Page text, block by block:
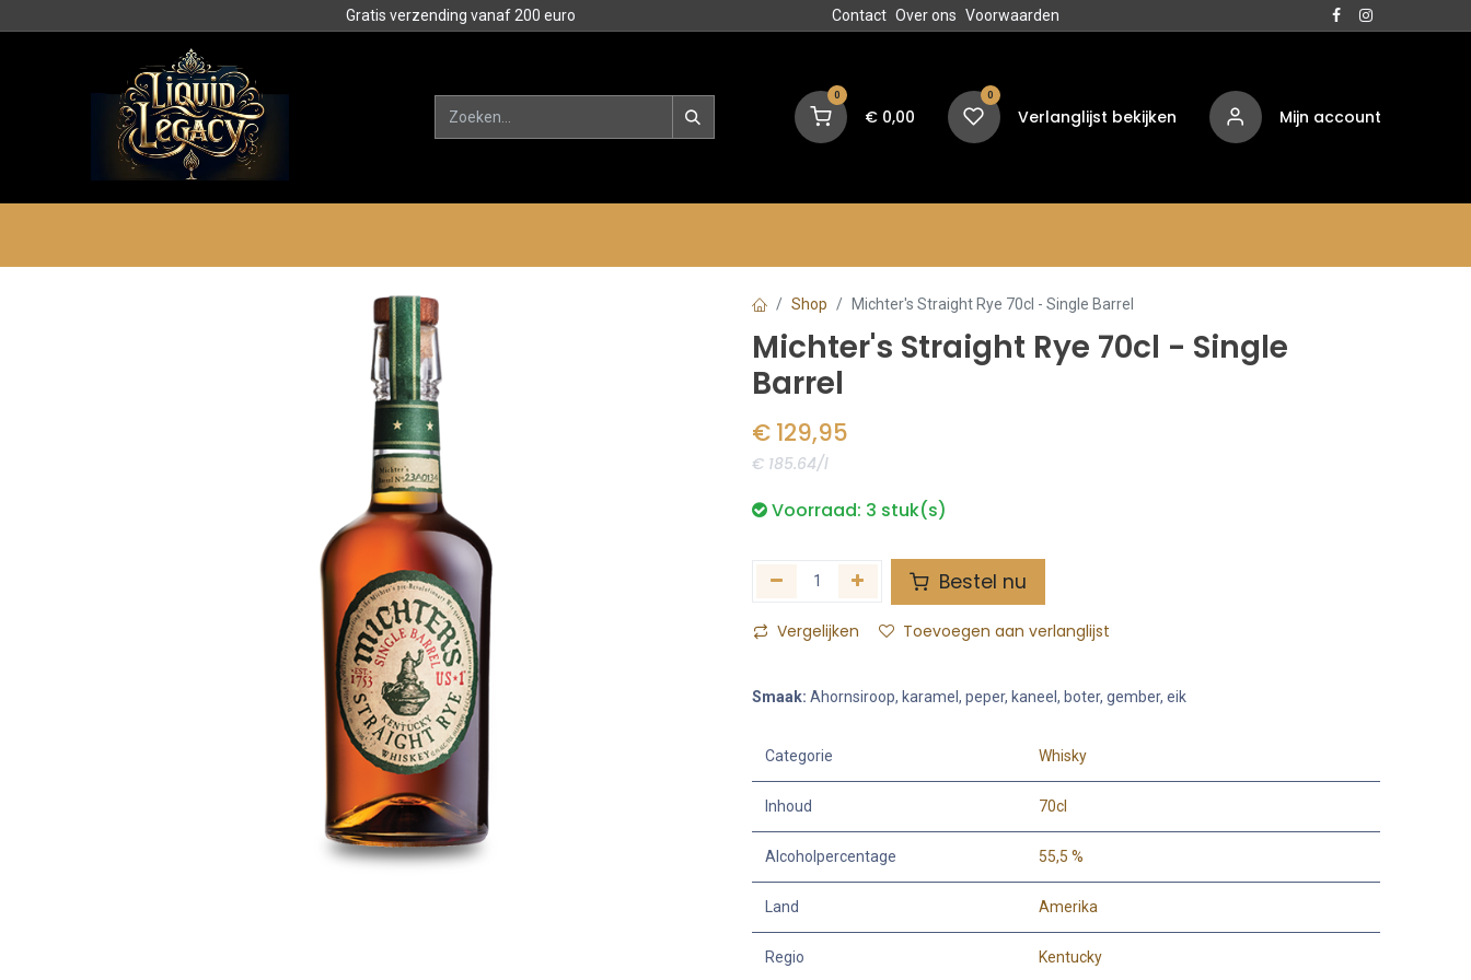
Gratis verzending vanaf 200 euro Contact Over ons Voorwaarden
0
€ 0,00
0
Verlanglijst bekijken Mijn account
Shop Michter's Straight Rye 70cl - Single Barrel
Michter's Straight Rye 70cl - Single
Barrel
€ 129,95
€ 185.64/l
Voorraad: 3 stuk(s)
Bestel nu
Vergelijken Toevoegen aan verlanglijst
Smaak: Ahornsiroop, karamel, peper, kaneel, boter, gember, eik
Categorie Whisky
Inhoud 70cl
Alcoholpercentage 55,5 %
Land Amerika
Regio Kentucky